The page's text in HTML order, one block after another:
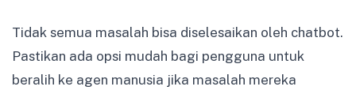
Tidak semua masalah bisa diselesaikan oleh chatbot.
Pastikan ada opsi mudah bagi pengguna untuk
beralih ke agen manusia jika masalah mereka